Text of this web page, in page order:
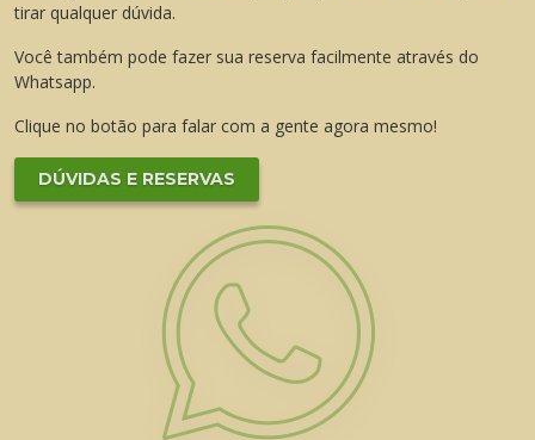
tirar qualquer dúvida.
Você também pode fazer sua reserva facilmente através do
Whatsapp.
Clique no botão para falar com a gente agora mesmo!
DÚVIDAS E RESERVAS